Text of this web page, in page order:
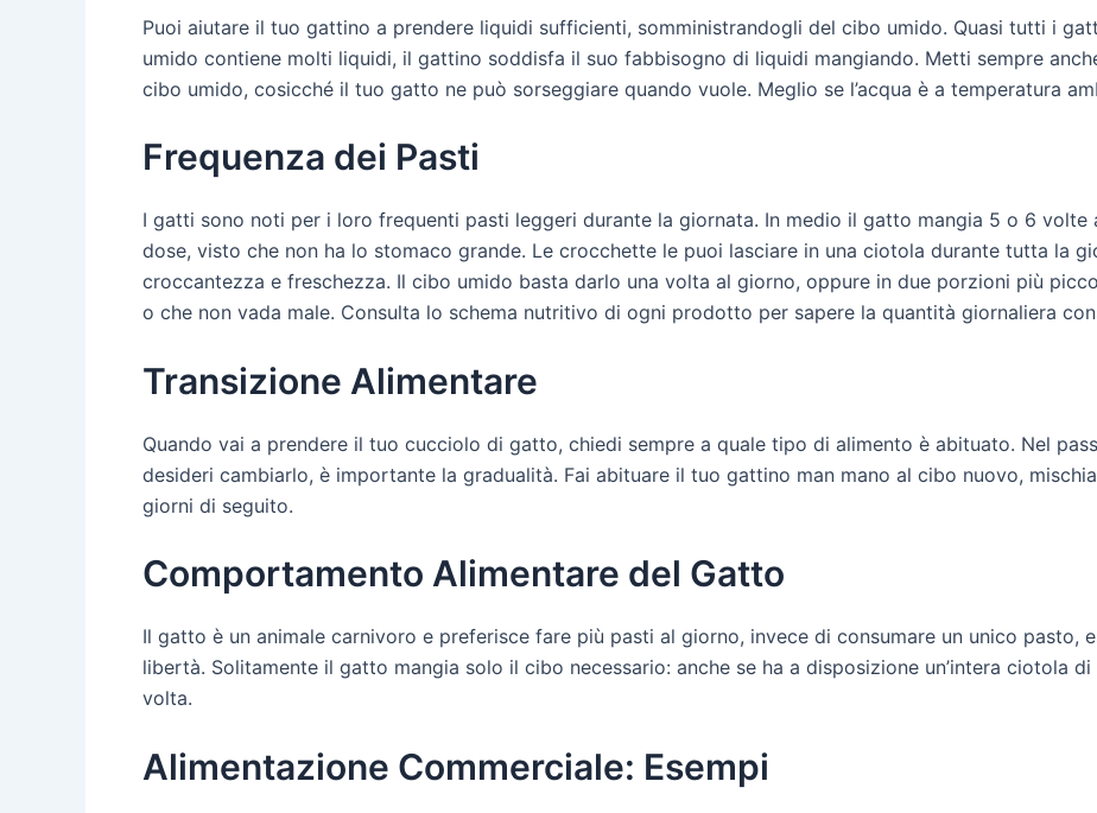
Puoi aiutare il tuo gattino a prendere liquidi sufficienti, somministrandogli del cibo umido. Quasi tutti i
umido contiene molti liquidi, il gattino soddisfa il suo fabbisogno di liquidi mangiando. Metti sempre
cibo umido, cosicché il tuo gatto ne può sorseggiare quando vuole. Meglio se l’acqua è a temperatura
Frequenza dei Pasti
I gatti sono noti per i loro frequenti pasti leggeri durante la giornata. In medio il gatto mangia 5 o 6
dose, visto che non ha lo stomaco grande. Le crocchette le puoi lasciare in una ciotola durante tutta la
croccantezza e freschezza. Il cibo umido basta darlo una volta al giorno, oppure in due porzioni più
o che non vada male. Consulta lo schema nutritivo di ogni prodotto per sapere la quantità giornaliera
Transizione Alimentare
Quando vai a prendere il tuo cucciolo di gatto, chiedi sempre a quale tipo di alimento è abituato. Nel
desideri cambiarlo, è importante la gradualità. Fai abituare il tuo gattino man mano al cibo nuovo,
giorni di seguito.
Comportamento Alimentare del Gatto
Il gatto è un animale carnivoro e preferisce fare più pasti al giorno, invece di consumare un unico pasto,
libertà. Solitamente il gatto mangia solo il cibo necessario: anche se ha a disposizione un’intera ciotola
volta.
Alimentazione Commerciale: Esempi